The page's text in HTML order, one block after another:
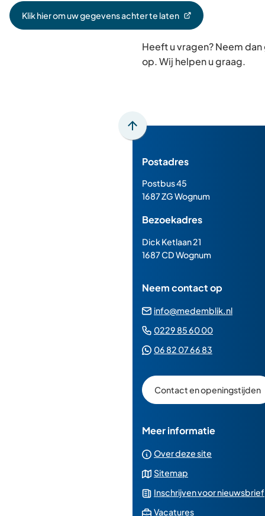
Klik hier om uw gegevens achter te laten
(Verwijst
Heeft u vragen? Neem
op. Wij helpen u graag.
Scroll
boven
het
van
de
paginainhoud
Postadres
Postbus 45
1687 ZG Wognum
Bezoekadres
Dick Ketlaan 21
1687 CD Wognum
Neem contact op
info@medemblik.nl
0229 85 60 00(Verwijst
06 82 07 66 83
een
Whatsapp
Contact en openingstijden
Meer informatie
Over deze site
Sitemap
Inschrijven voor nieuwsbrief
Vacatures(Verwijst